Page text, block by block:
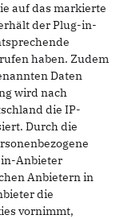
auf das markierte
der Plug-in-
haben. Zudem
Daten
wird nach
die IP-
Durch die
in-Anbieter
Anbietern in
die
vornimmt,